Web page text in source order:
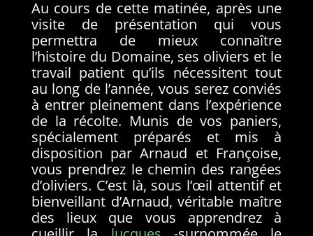
Au cours de cette matinée, après une
visite de présentation qui vous
permettra de mieux connaître
l’histoire du Domaine, ses oliviers et le
travail patient qu’ils nécessitent tout
au long de l’année, vous serez conviés
à entrer pleinement dans l’expérience
de la récolte. Munis de vos paniers,
spécialement préparés et mis à
disposition par Arnaud et Françoise,
vous prendrez le chemin des rangées
d’oliviers. C’est là, sous l’œil attentif et
bienveillant d’Arnaud, véritable maître
des lieux que vous apprendrez à